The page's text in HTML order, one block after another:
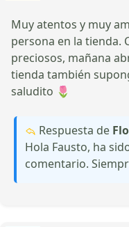
Muy atentos y muy
persona en la tienda.
preciosos, mañana
tienda también
saludito 🌷
Respuesta de
Hola Fausto, ha
comentario.